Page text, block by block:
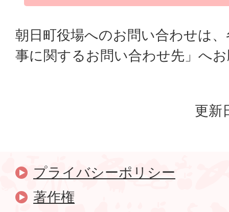
朝日町役場へのお問い合わせは
事に関するお問い合わせ先」へ
更新
プライバシーポリシー
著作権